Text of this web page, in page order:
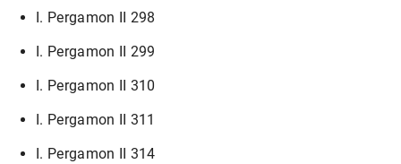
I. Pergamon II 298
I. Pergamon II 299
I. Pergamon II 310
I. Pergamon II 311
I. Pergamon II 314